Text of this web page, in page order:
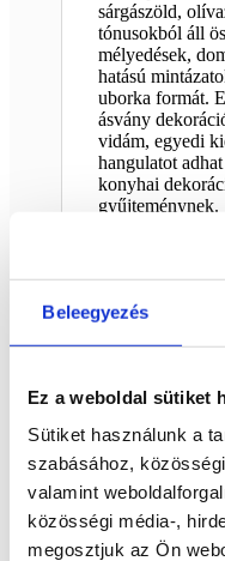
Beleegyezés
Ez a weboldal sütiket
Sütiket használunk a
szabásához,
valamint
közösségi média-,
megosztjuk az Ön
sárgászöld,
tónusokból áll
mélyedések,
hatású
uborka formát.
ásvány
vidám, egyedi
hangulatot
konyhai
gyűjteménynek.
műanyag hatást
választás lehet
egyszerűen
A szerpentint
egyensúly és a
ásványaként
miatt
sugároz, így jól